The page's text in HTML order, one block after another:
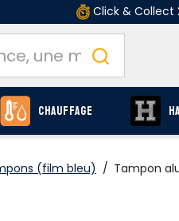
Click & Collect
Chauffage
(film bleu) / Tampon